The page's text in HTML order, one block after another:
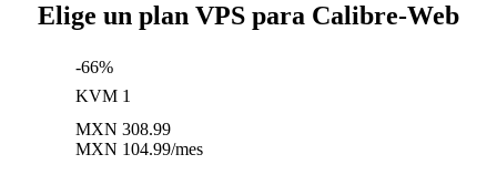
Elige un plan VPS para Calibre-Web
-66%
KVM 1
MXN 308.99
MXN 104.99/mes